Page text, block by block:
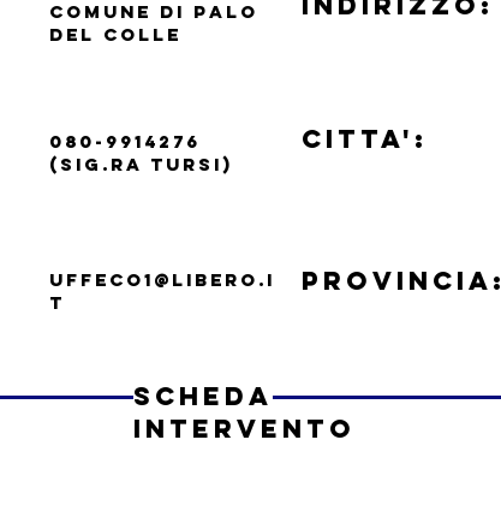
COMUNE DI PALO
DEL COLLE
080-9914276
(SIG.RA TURSI)
UFFECO1@LIBERO.I
T
CITTA':
PROVINCIA:
scheda
intervento